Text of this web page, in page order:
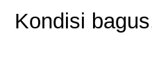
Kondisi